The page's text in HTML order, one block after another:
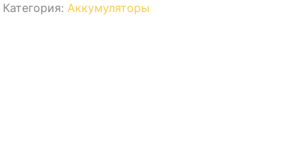
Категория: Аккумуляторы